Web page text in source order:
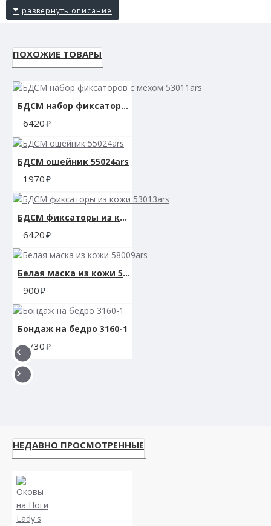
ПОХОЖИЕ ТОВАРЫ
БДСМ набор фиксаторов с мехом 53011ars
6420
БДСМ ошейник 55024ars
1970
БДСМ фиксаторы из кожи 53013ars
6420
Белая маска из кожи 58009ars
900
Бондаж на бедро 3160-1
1730
НЕДАВНО ПРОСМОТРЕННЫЕ